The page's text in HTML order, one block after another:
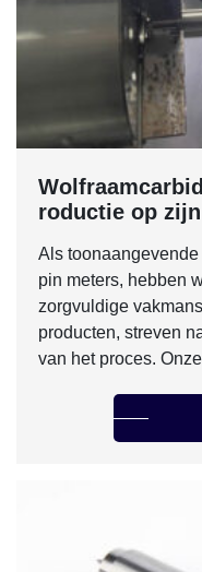
roductie op
Als
pin meters, hebben
zorgvuldige
producten, streven
van het proces. Onze